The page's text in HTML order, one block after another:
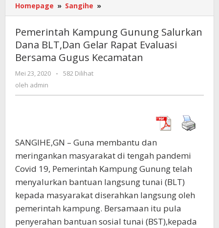
Homepage » Sangihe »
Kampung
Salurkan
Dana
BLT,Dan
Bersama
Pemerintah Kampung Gunung Salurkan
Dana BLT,Dan Gelar Rapat Evaluasi
Bersama Gugus Kecamatan
Mei 23, 2020
oleh
-
582 Dilihat
oleh admin
SANGIHE,GN – Guna membantu dan
meringankan masyarakat di tengah pandemi
Covid 19, Pemerintah Kampung Gunung telah
menyalurkan bantuan langsung tunai (BLT)
kepada masyarakat diserahkan langsung oleh
pemerintah kampung. Bersamaan itu pula
penyerahan bantuan sosial tunai (BST),kepada